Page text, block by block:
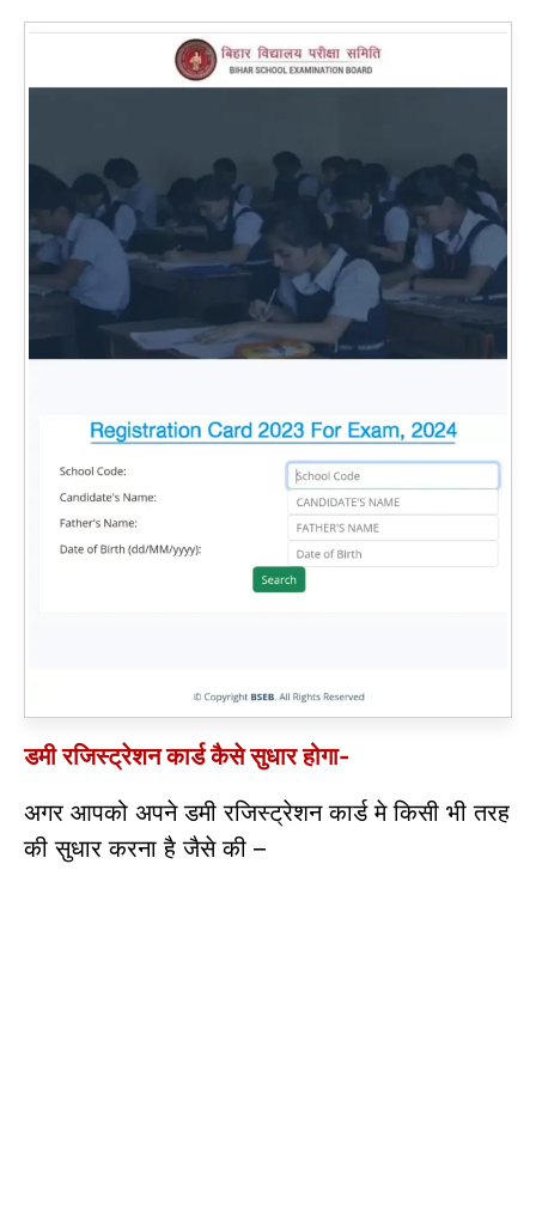
डमी रजिस्ट्रेशन कार्ड कैसे सुधार होगा-
अगर आपको अपने डमी रजिस्ट्रेशन कार्ड मे किसी भी तरह
की सुधार करना है जैसे की –